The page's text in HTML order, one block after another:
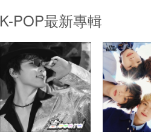
K-POP最新專輯